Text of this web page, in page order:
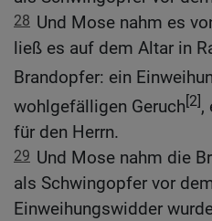
28 Und Mose nahm es
ließ es auf dem Altar in
Brandopfer: ein
wohlgefälligen Geruch[2],
für den Herrn.
29 Und Mose nahm die
als Schwingopfer vor
Einweihungswidder